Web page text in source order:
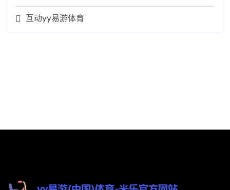
互动yy易游体育